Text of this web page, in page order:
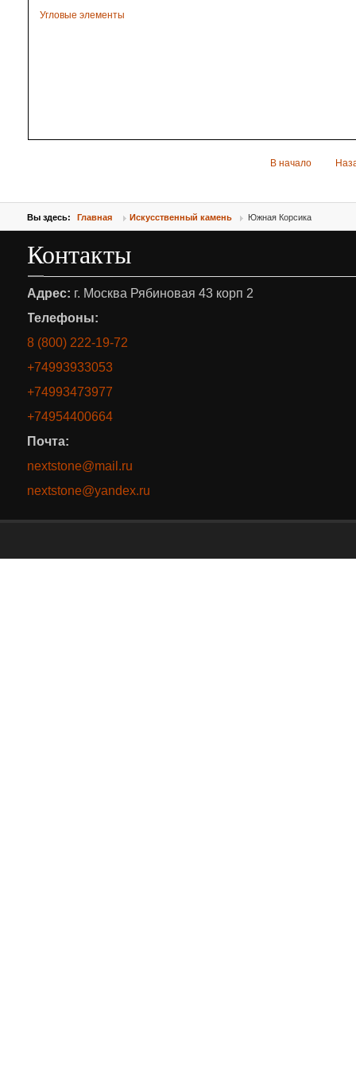
Угловые элементы
В начало
Вы здесь: Главная Искусственный камень Южная Корсика
Контакты
Адрес: г. Москва Рябиновая 43 корп 2
Телефоны:
8 (800) 222-19-72
+74993933053
+74993473977
+74954400664
Почта:
nextstone@mail.ru
nextstone@yandex.ru